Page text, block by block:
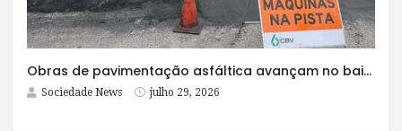
Obras de pavimentação asfáltica avançam no bairro Brasília e chegam a mais quatro ruas
Sociedade News julho 29, 2026